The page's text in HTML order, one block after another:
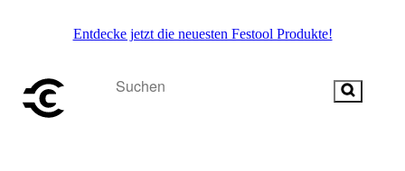
Entdecke jetzt die neuesten Festool Produkte!